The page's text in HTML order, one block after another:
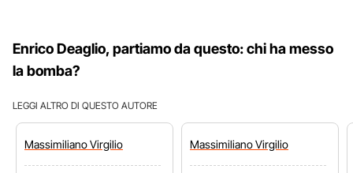
Enrico Deaglio, partiamo da questo: chi ha messo
la bomba?
LEGGI ALTRO DI QUESTO AUTORE
MassimilianoVirgilio MassimilianoVirgilio